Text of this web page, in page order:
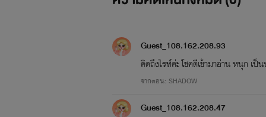
Guest_108.162.208.93
คิดถึงไรท์ค่ะ โชคดีเข้ามาอ่าน หนุก เ
จากตอน: SHADOW
Guest_108.162.208.47